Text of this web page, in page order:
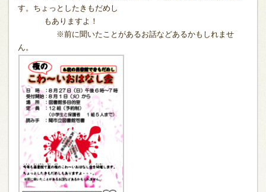
す。ちょっとしたきもだめし
もありますよ！
※前に聞いたことがあるお話などあるかもしれませ
ん。